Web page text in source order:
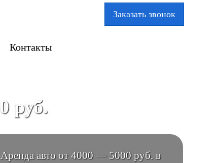
Заказать звонок
Контакты
руб.
Аренда авто от 4000 — 5000 руб. в